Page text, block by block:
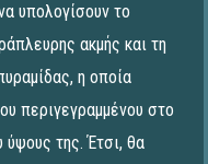
υπολογίσουν το
ακμής και τη
η οποία
περιγεγραμμένου στο
ύψους της. Έτσι, θα